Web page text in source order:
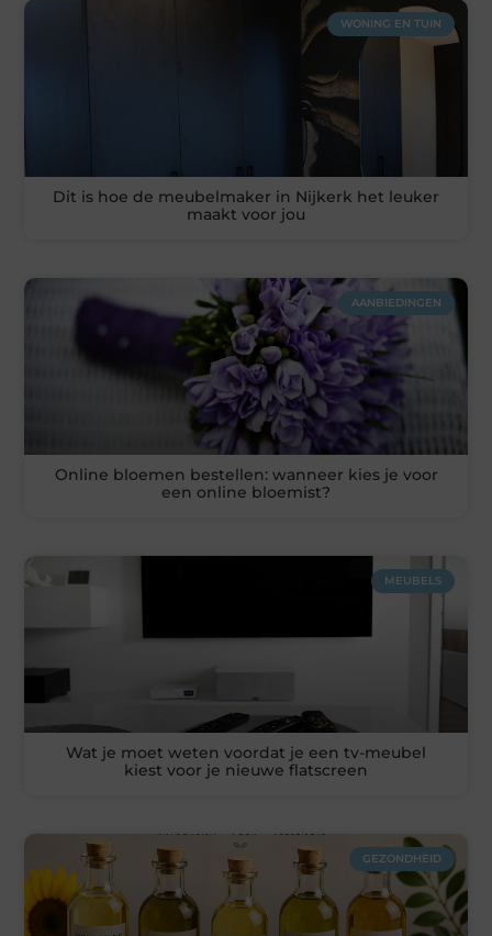
WONING EN TUIN
Dit is hoe de meubelmaker in Nijkerk het leuker
maakt voor jou
AANBIEDINGEN
Online bloemen bestellen: wanneer kies je voor
een online bloemist?
MEUBELS
Wat je moet weten voordat je een tv-meubel
kiest voor je nieuwe flatscreen
GEZONDHEID